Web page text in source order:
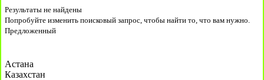
Результаты не найдены
Попробуйте изменить поисковый запрос, чтобы найти то, что вам нужно.
Предложенный
Астана
Казахстан